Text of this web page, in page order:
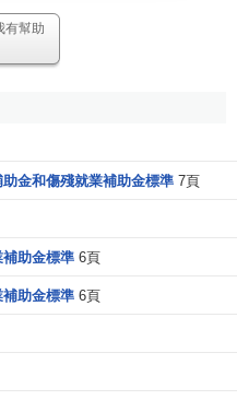
貼公約》規定，醫療照顧
的健康以及工作和處理個
括以下內容：
出診；
的專家護理以及專家可
的處方提供必需的藥
体替代或矯正器材的提
有幫助
金和傷殘就業補助金標準 7頁
助金標準 6頁
助金標準 6頁